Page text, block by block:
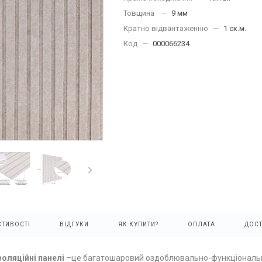
Товщина
—
9 мм
Кратно відвантаженню
—
1 ск.м.
Код
— 000066234
ВІДГУКИ ЯК КУПИТИ? ОПЛАТА
панелі –це багатошаровий оздоблювально-